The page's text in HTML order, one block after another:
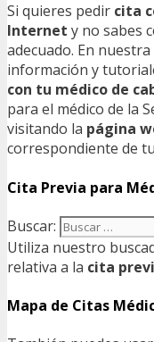
Si quieres pedir cita
Internet y no sabes
adecuado. En
información y
con tu médico de
para el médico de la
visitando la página
correspondiente de
Cita Previa para
Buscar:
Utiliza nuestro
relativa a la cita
Mapa de Citas